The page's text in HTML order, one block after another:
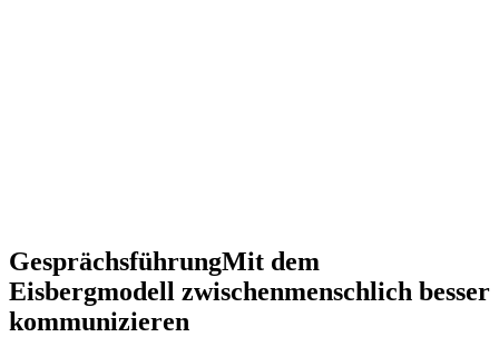
GesprächsführungMit dem
Eisbergmodell zwischenmenschlich besser
kommunizieren